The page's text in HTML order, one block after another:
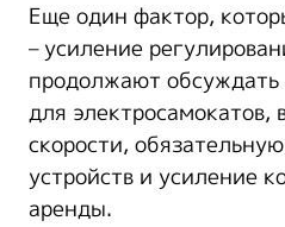
Еще один фактор,
– усиление
продолжают обсуждать
для
скорости,
устройств и усиление
аренды.